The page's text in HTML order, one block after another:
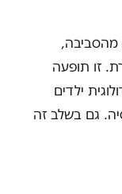
זו תופעה
ילדים
גם בשלב זה